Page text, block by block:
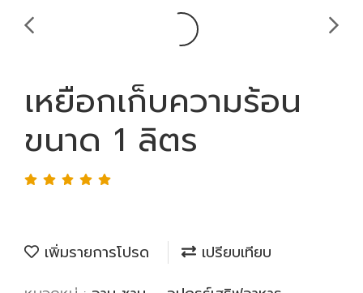
เหยือกเก็บความร้อน
ขนาด 1 ลิตร
เพิ่มรายการโปรด
เปรียบเทียบ